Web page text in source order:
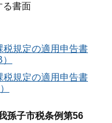
る書面
税規定の適用申告書
税規定の適用申告書
孫子市税条例第56